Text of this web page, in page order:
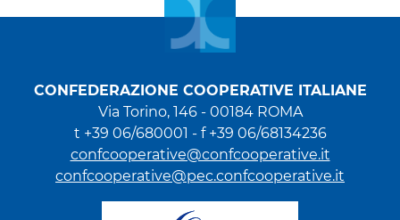
CONFEDERAZIONE COOPERATIVE ITALIANE
Via Torino, 146 - 00184 ROMA
t +39 06/680001 - f +39 06/68134236
confcooperative@confcooperative.it
confcooperative@pec.confcooperative.it